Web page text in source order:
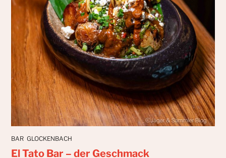
BAR GLOCKENBACH
El Tato Bar – der Geschmack